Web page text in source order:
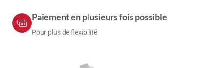
Paiement en plusieurs fois possible
Pour plus de flexibilité